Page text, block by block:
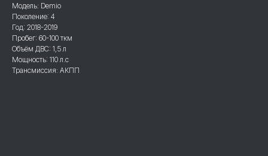
Модель: Demio
Поколение: 4
Год: 2018-2019
Пробег: 60-100 ткм
Объём ДВС: 1,5 л
Мощность: 110 л.с
Трансмиссия: АКПП